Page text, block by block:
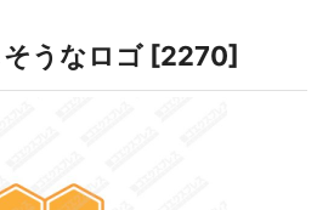
うなロゴ [2270]